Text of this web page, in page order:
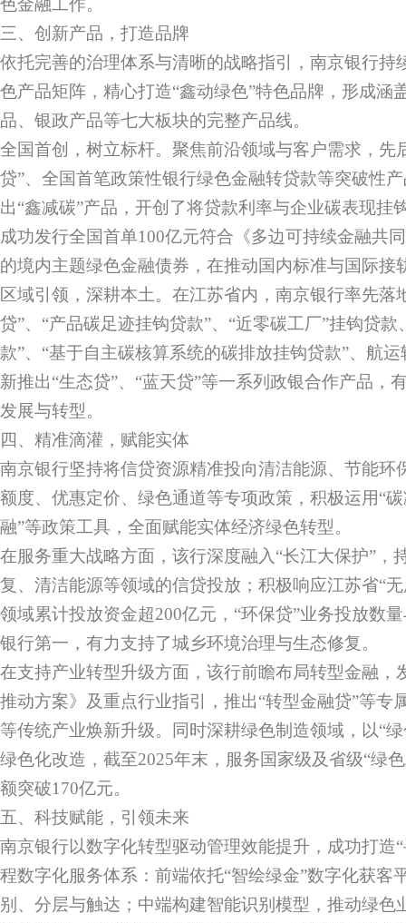
色金融工作。
三、创新产品，打造品牌
依托完善的治理体系与清晰的战略指引，南京银行持
色产品矩阵，精心打造“鑫动绿色”特色品牌，形成涵
品、银政产品等七大板块的完整产品线。
全国首创，树立标杆。聚焦前沿领域与客户需求，先
贷”、全国首笔政策性银行绿色金融转贷款等突破性
出“鑫减碳”产品，开创了将贷款利率与企业碳表现挂
成功发行全国首单100亿元符合《多边可持续金融共
的境内主题绿色金融债券，在推动国内标准与国际接
区域引领，深耕本土。在江苏省内，南京银行率先落
贷”、“产品碳足迹挂钩贷款”、“近零碳工厂”挂钩贷
款”、“基于自主碳核算系统的碳排放挂钩贷款”、航
新推出“生态贷”、“蓝天贷”等一系列政银合作产品，
发展与转型。
四、精准滴灌，赋能实体
南京银行坚持将信贷资源精准投向清洁能源、节能环
额度、优惠定价、绿色通道等专项政策，积极运用“
融”等政策工具，全面赋能实体经济绿色转型。
在服务重大战略方面，该行深度融入“长江大保护”，
复、清洁能源等领域的信贷投放；积极响应江苏省“
领域累计投放资金超200亿元，“环保贷”业务投放数
银行第一，有力支持了城乡环境治理与生态修复。
在支持产业转型升级方面，该行前瞻布局转型金融，
推动方案》及重点行业指引，推出“转型金融贷”等专
等传统产业焕新升级。同时深耕绿色制造领域，以“
绿色化改造，截至2025年末，服务国家级及省级“绿
额突破170亿元。
五、科技赋能，引领未来
南京银行以数字化转型驱动管理效能提升，成功打
程数字化服务体系：前端依托“智绘绿金”数字化获客
别、分层与触达；中端构建智能识别模型，推动绿色